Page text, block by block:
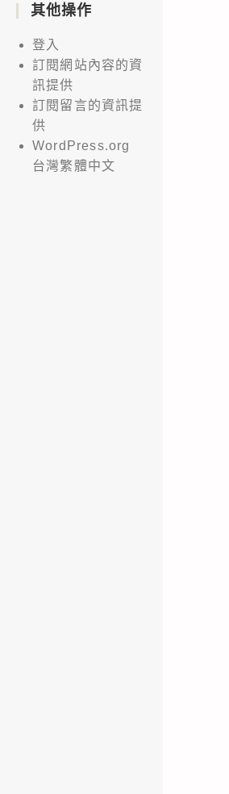
其他操作
登入
訂閱網站內容的資
訊提供
訂閱留言的資訊提
供
WordPress.org
台灣繁體中文